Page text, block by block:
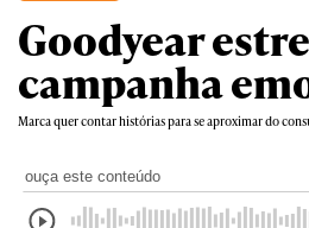
Goodyear
campanha
Marca quer contar histórias para se aproximar do
ouça este conteúdo